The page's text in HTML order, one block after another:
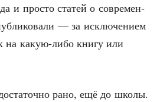
и про­сто ста­тей о совре­мен­
— за исклю­че­ни­ем
на какую-либо кни­гу или
рано, ещё до шко­лы.